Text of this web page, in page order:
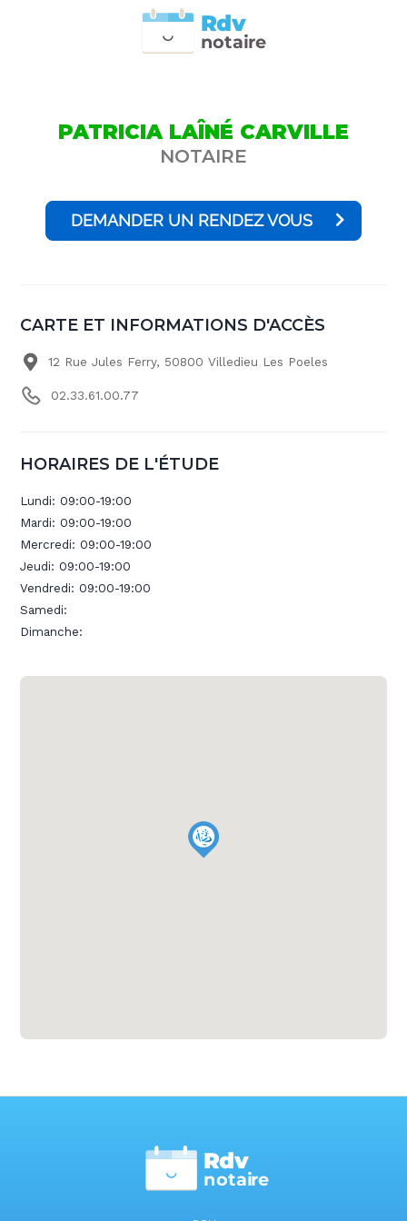
notaire
Rdv
PATRICIA LAÎNÉ CARVILLE
NOTAIRE
DEMANDER UN RENDEZ VOUS
CARTE ET INFORMATIONS D'ACCÈS
12 Rue Jules Ferry, 50800 Villedieu Les Poeles
02.33.61.00.77
HORAIRES DE L'ÉTUDE
Lundi:09:00-19:00
Mardi:09:00-19:00
Mercredi:09:00-19:00
Jeudi:09:00-19:00
Vendredi:09:00-19:00
Samedi:
Dimanche:
notaire
Rdv